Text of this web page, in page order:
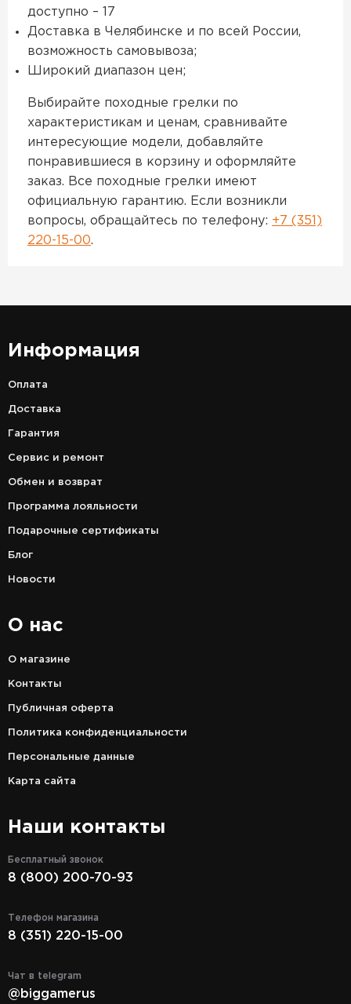
доступно – 17
Доставка в Челябинске и по всей России,
возможность самовывоза;
Широкий диапазон цен;
Выбирайте походные грелки по
характеристикам и ценам, сравнивайте
интересующие модели, добавляйте
понравившиеся в корзину и оформляйте
заказ. Все походные грелки имеют
официальную гарантию. Если возникли
вопросы, обращайтесь по телефону: +7 (351)
220-15-00.
Информация
Оплата
Доставка
Гарантия
Сервис и ремонт
Обмен и возврат
Программа лояльности
Подарочные сертификаты
Блог
Новости
О нас
О магазине
Контакты
Публичная оферта
Политика конфиденциальности
Персональные данные
Карта сайта
Наши контакты
Бесплатный звонок
8 (800) 200-70-93
Телефон магазина
8 (351) 220-15-00
Чат в telegram
@biggamerus